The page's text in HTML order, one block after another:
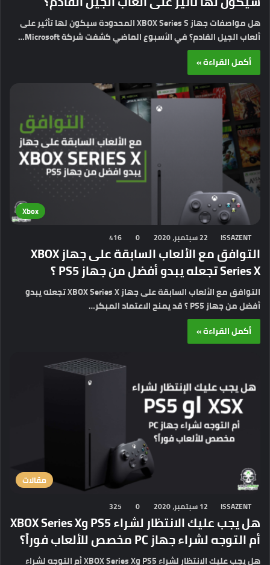
هل مواصفات جهاز XBOX Series S المحدودة سيكون لها تأثير على
ألعاب الجيل القادم؟ في الأسبوع الماضي كشفت شركة Microsoft…
أكمل القراءة »
Xbox
ISSAZENT 22 سبتمبر، 2020 0
416
التوافق مع الألعاب السابقة على جهاز XBOX
Series X تجعله يبدو أفضل من جهاز PS5 ؟
التوافق مع الألعاب السابقة على جهاز XBOX Series X تجعله يبدو
أفضل من جهاز PS5 ؟ قد يمنح الاعتماد المبكر…
أكمل القراءة »
مقالات
ISSAZENT 12 سبتمبر، 2020 0
325
هل يجب عليك الانتظار لشراء PS5 وXBOX Series X
أم التوجه لشراء جهاز PC مخصص للألعاب فوراً؟
هل يجب عليك الانتظار لشراء PS5 وXBOX Series X أم التوجه لشراء